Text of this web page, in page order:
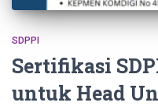
SDPPI
Sertifikasi
untuk Head